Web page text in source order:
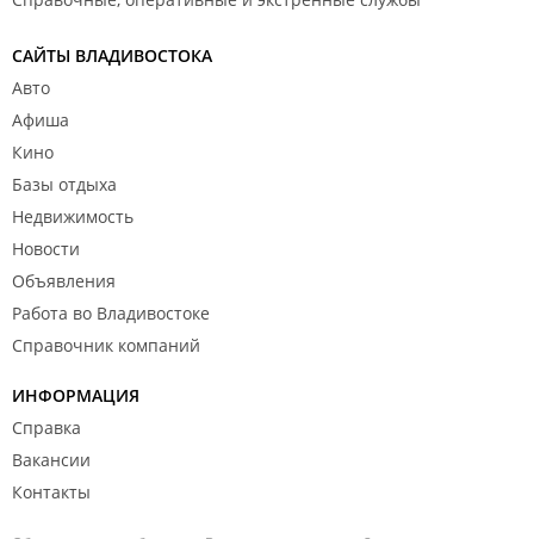
САЙТЫ ВЛАДИВОСТОКА
Авто
Афиша
Кино
Базы отдыха
Недвижимость
Новости
Объявления
Работа во Владивостоке
Справочник компаний
ИНФОРМАЦИЯ
Справка
Вакансии
Контакты